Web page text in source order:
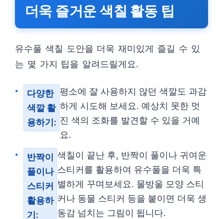
더욱 즐거운 색칠 활동 팁
유수풀 색칠 도안을 더욱 재미있게 즐길 수 있
는 몇 가지 팁을 알려드릴게요.
다양한
색깔 활
용하기:
평소에 잘 사용하지 않던 색깔도 과감
하게 시도해 보세요. 예상치 못한 멋
진 색의 조화를 발견할 수 있을 거예
요.
반짝이
풀이나
스티커
활용하
기:
색칠이 끝난 후, 반짝이 풀이나 귀여운
스티커를 활용하여 유수풀을 더욱 특
별하게 꾸며보세요. 물방울 모양 스티
커나 동물 스티커 등을 붙이면 더욱 생
동감 넘치는 그림이 됩니다.